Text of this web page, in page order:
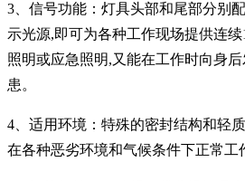
3 、信号功能：灯具头部和尾部分别
示光源,即可为各种工作现场提供连续
照明或应急照明,又能在工作时向身
患。
4 、适用环境：特殊的密封结构和轻
在各种恶劣环境和气候条件下正常工